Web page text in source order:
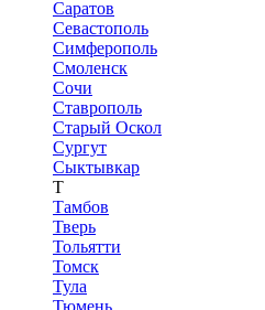
Саратов
Севастополь
Симферополь
Смоленск
Сочи
Ставрополь
Старый Оскол
Сургут
Сыктывкар
Т
Тамбов
Тверь
Тольятти
Томск
Тула
Тюмень